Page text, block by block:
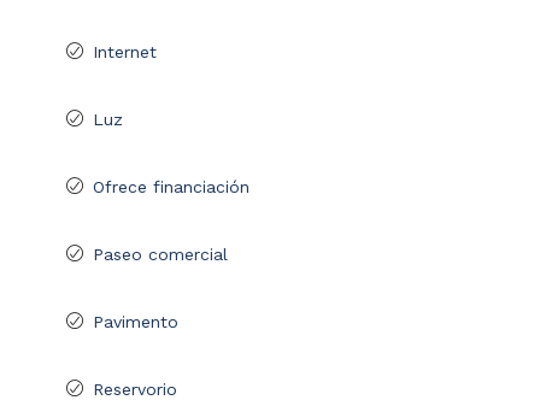
Internet
Luz
Ofrece financiación
Paseo comercial
Pavimento
Reservorio